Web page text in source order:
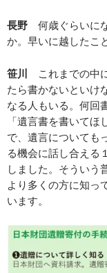
長野 何歳ぐらいに
か。早いに越したこ
笹川
これまでの中
たら書かないといけ
なる人もいる。何回
「遺言書を書いて
で、遺言についても
る機会に話し合える
しました。そういう
より多くの方に知っ
います。